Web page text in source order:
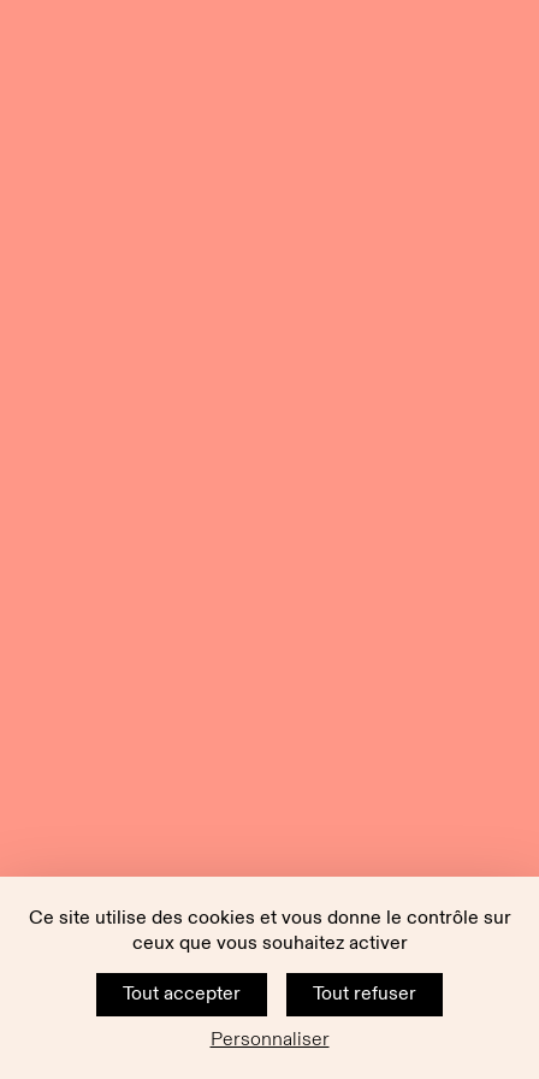
Ce site utilise des cookies et vous donne le contrôle sur
ceux que vous souhaitez activer
Tout accepter
Tout refuser
Personnaliser